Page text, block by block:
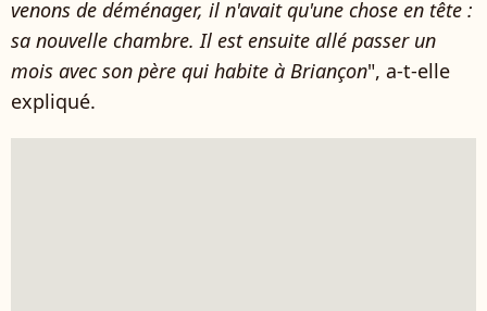
venons de déménager, il n'avait qu'une chose en tête :
sa nouvelle chambre. Il est ensuite allé passer un
mois avec son père qui habite à Briançon", a-t-elle
expliqué.